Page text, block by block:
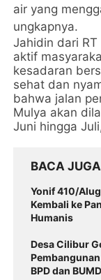
air yang
ungkapnya.
Jahidin dari
aktif
kesadaran
sehat dan
bahwa jalan
Mulya akan
Juni hingga
BACA JUGA
Yonif 410/
Kembali ke
Humanis
Desa Cilibur
BPD dan